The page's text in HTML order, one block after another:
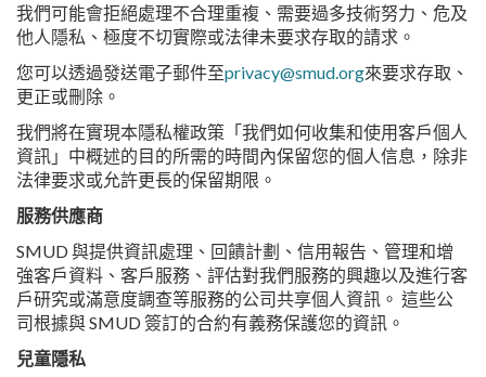
我們可能會拒絕處理不合理重複、需要過多技術努力、危及
他人隱私、極度不切實際或法律未要求存取的請求。
您可以透過發送電子郵件至privacy@smud.org來要求存取、
更正或刪除。
我們將在實現本隱私權政策「我們如何收集和使用客戶個人
資訊」中概述的目的所需的時間內保留您的個人信息，除非
法律要求或允許更長的保留期限。
服務供應商
SMUD 與提供資訊處理、回饋計劃、信用報告、管理和增
強客戶資料、客戶服務、評估對我們服務的興趣以及進行客
戶研究或滿意度調查等服務的公司共享個人資訊。 這些公
司根據與 SMUD 簽訂的合約有義務保護您的資訊。
兒童隱私